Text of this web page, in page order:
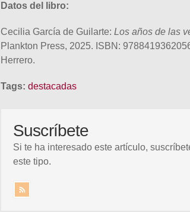
Datos del libro:
Cecilia García de Guilarte: Los años de las
Plankton Press, 2025. ISBN:
Herrero.
Tags: destacadas
Suscríbete
Si te ha interesado este artículo,
este tipo.